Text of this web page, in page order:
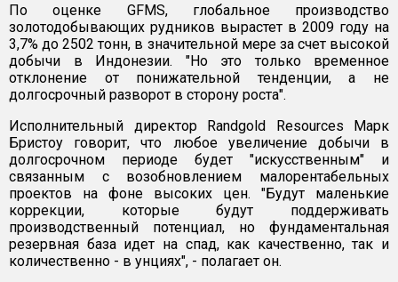
По оценке GFMS, глобальное производство
золотодобывающих рудников вырастет в 2009 году на
3,7% до 2502 тонн, в значительной мере за счет высокой
добычи в Индонезии. "Но это только временное
отклонение от понижательной тенденции, а не
долгосрочный разворот в сторону роста".
Исполнительный директор Randgold Resources Марк
Бристоу говорит, что любое увеличение добычи в
долгосрочном периоде будет "искусственным" и
связанным с возобновлением малорентабельных
проектов на фоне высоких цен. "Будут маленькие
коррекции, которые будут поддерживать
производственный потенциал, но фундаментальная
резервная база идет на спад, как качественно, так и
количественно - в унциях", - полагает он.